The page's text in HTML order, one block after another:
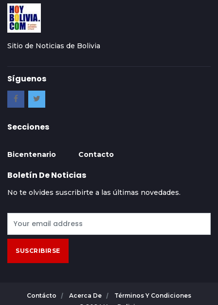
Sitio de Noticias de Bolivia
Síguenos
Secciones
Bicentenario Contacto
Boletín De Noticias
No te olvides suscribirte a las últimas novedades.
SUSCRIBIRSE
Contácto Acerca De Términos Y Condiciones